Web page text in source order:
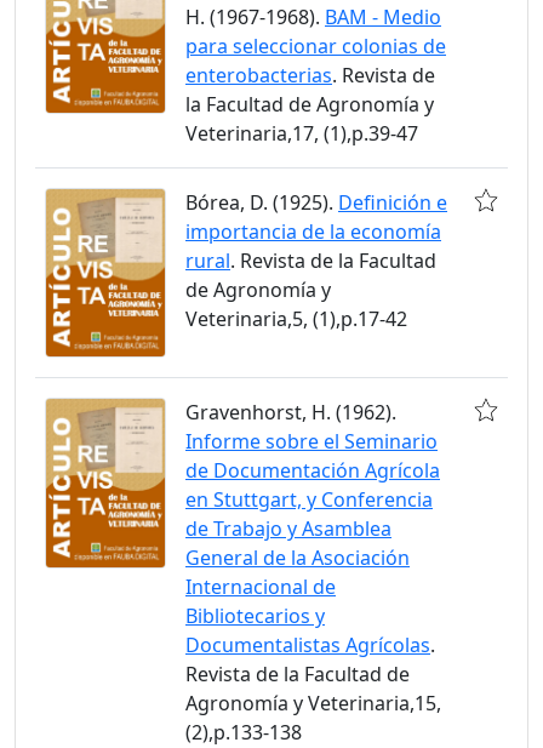
H. (1967-1968). BAM - Medio
para seleccionar colonias de
enterobacterias. Revista de
la Facultad de Agronomía y
Veterinaria,17, (1),p.39-47
Bórea, D. (1925). Definición e
importancia de la economía
rural. Revista de la Facultad
de Agronomía y
Veterinaria,5, (1),p.17-42
Gravenhorst, H. (1962).
Informe sobre el Seminario
de Documentación Agrícola
en Stuttgart, y Conferencia
de Trabajo y Asamblea
General de la Asociación
Internacional de
Bibliotecarios y
Documentalistas Agrícolas.
Revista de la Facultad de
Agronomía y Veterinaria,15,
(2),p.133-138